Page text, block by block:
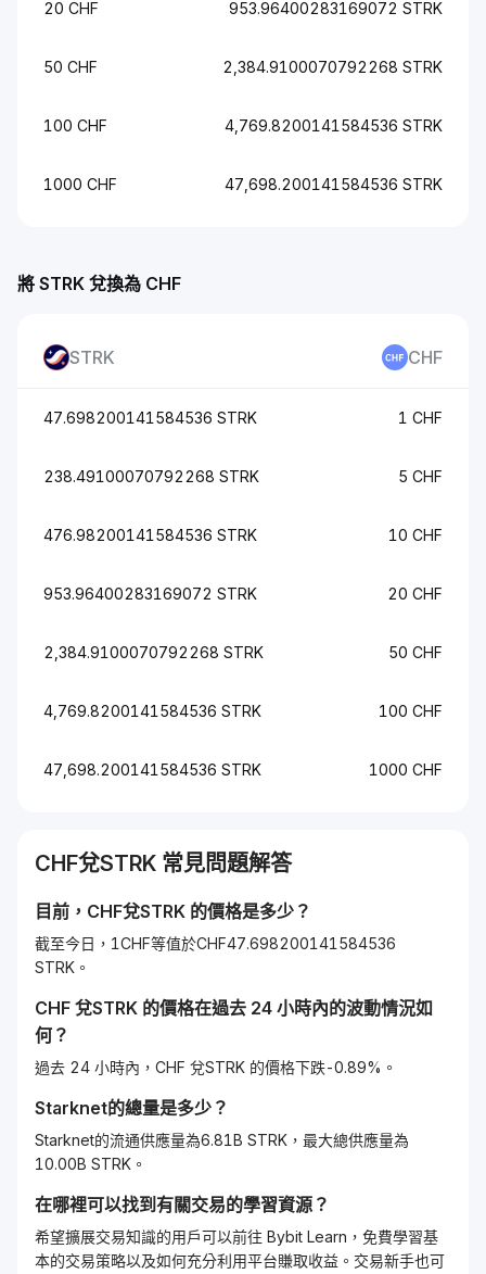
將 STRK 兌換為 CHF
STRK CHF
47.698200141584536 STRK 1 CHF
238.49100070792268 STRK 5 CHF
476.98200141584536 STRK 10 CHF
953.96400283169072 STRK 20 CHF
2,384.9100070792268 STRK 50 CHF
4,769.8200141584536 STRK 100 CHF
47,698.200141584536 STRK 1000 CHF
20 CHF 953.96400283169072 STRK
50 CHF 2,384.9100070792268 STRK
100 CHF 4,769.8200141584536 STRK
1000 CHF 47,698.200141584536 STRK
CHF兌STRK 常見問題解答
目前， CHF兌STRK 的價格是多少？
截至今日，1CHF等值於CHF47.698200141584536
STRK。
CHF 兌STRK 的價格在過去 24 小時內的波動情況如
何？
過去 24 小時內，CHF 兌STRK 的價格下跌-0.89%。
Starknet的總量是多少？
Starknet的流通供應量為6.81B STRK，最大總供應量為
10.00B STRK。
在哪裡可以找到有關交易的學習資源？
希望擴展交易知識的用戶可以前往 Bybit Learn，免費學習基
本的交易策略以及如何充分利用平台賺取收益。交易新手也可